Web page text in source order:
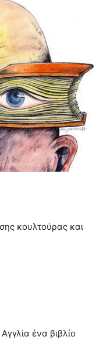
κουλτούρας και
ένα βιβλίο